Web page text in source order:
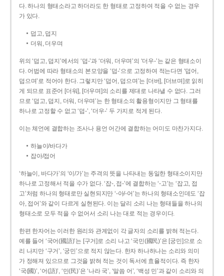
다. 하나의 형태소라고 하더라도 한 형태로 고정하여 적을 수 없는 경우
가 있다.
덥고, 덥지
더워, 더우며
위의 ‘덥고, 덥지’에서의 ‘덥-­’과 ‘더워, 더우며’의 ‘더우-­’는 같은 형태소이
다. 어법에 따라 형태소의 본모양을 ‘덥-­’으로 고정하여 적는다면 ‘덥어,
덥으며’로 적어야 한다. 그렇지만 ‘덥어, 덥으며’는 [더버], [더브며]로 읽히
게 되므로 표준어 [더워], [더우며]의 소리를 제대로 나타낼 수 없다. 그러
므로 ‘덥고, 덥지, 더워, 더우며’는 한 형태소의 활용형이지만 그 형태를
하나로 고정할 수 없고 ‘덥-’, ‘더우-’ 두 가지로 적게 된다.
이는 체언에 결합하는 조사나 용언 어간에 결합하는 어미도 마찬가지다.
하늘이/바다가
잡아/접어
‘하늘이, 바다가’의 ‘이/가’는 주격의 뜻을 나타내는 동일한 형태소이지만
하나로 고정해서 적을 수가 없다. ‘잡-, 접-’에 결합하는 ‘-고’는 ‘잡고, 접
고’처럼 하나의 형태로만 실현되지만 ‘-아/-어’는 하나의 형태소인데도 ‘잡
아, 접어’와 같이 다르게 실현된다. 이는 달리 소리 나는 형태들을 하나의
형태소로 모두 적을 수 없어서 소리 나는 대로 적는 경우이다.
한편 한자어는 이러한 원리와 관계없이 각 글자의 소리를 밝혀 적는다.
예를 들어 ‘국어(國語)’는 [구거]로 소리 나고 ‘국민(國民)’은 [궁민]으로 소
리 나지만 ‘구거’, ‘궁민’으로 적지 않는다. 한자 하나하나는 소리와 의미
가 정해져 있으므로 그것을 밝혀 적는 것이 독서에 효율적이다. 즉 한자
‘국(國)’, ‘어(語)’, ‘민(民)’은 ‘나라 국’, ‘말씀 어’, ‘백성 민’과 같이 소리와 의